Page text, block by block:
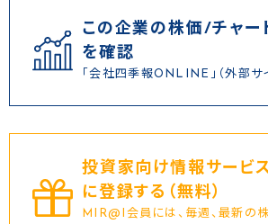
この企業の株価/チャー
を確認
「会社四季報ONLINE」（外部サ
投資家向け情報サービ
に登録する（無料）
MIR@I会員には、毎週、最新の